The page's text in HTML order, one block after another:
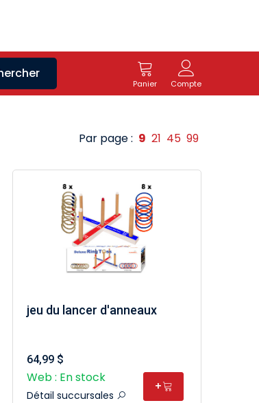
Panier Compte
Par page : 9 21 45 99
jeu du lancer d'anneaux
64,99 $
Web : En stock
Détail succursales
+